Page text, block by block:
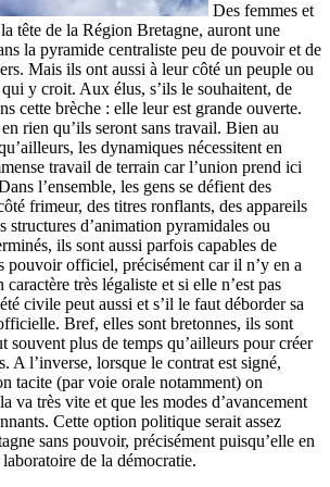
Des femmes et
tête de la Région Bretagne, auront une
la pyramide centraliste peu de pouvoir et de
Mais ils ont aussi à leur côté un peuple ou
y croit. Aux élus, s’ils le souhaitent, de
cette brèche : elle leur est grande ouverte.
rien qu’ils seront sans travail. Bien au
les dynamiques nécessitent en
travail de terrain car l’union prend ici
l’ensemble, les gens se défient des
frimeur, des titres ronflants, des appareils
structures d’animation pyramidales ou
ils sont aussi parfois capables de
pouvoir officiel, précisément car il n’y en a
très légaliste et si elle n’est pas
civile peut aussi et s’il le faut déborder sa
Bref, elles sont bretonnes, ils sont
souvent plus de temps qu’ailleurs pour créer
A l’inverse, lorsque le contrat est signé,
tacite (par voie orale notamment) on
va très vite et que les modes d’avancement
Cette option politique serait assez
sans pouvoir, précisément puisqu’elle en
de la démocratie.